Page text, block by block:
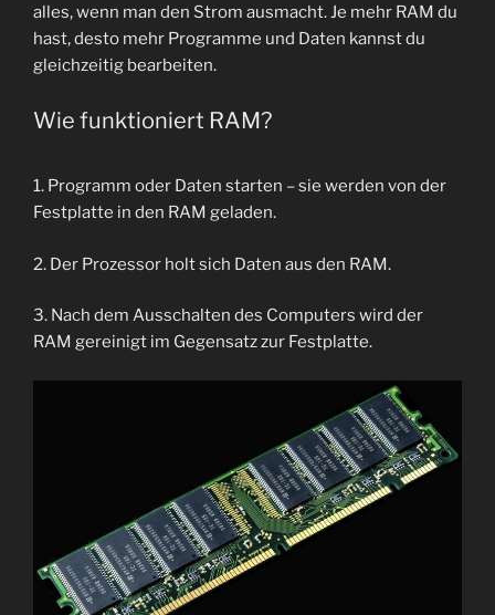
alles, wenn man den Strom ausmacht. Je mehr RAM du
hast, desto mehr Programme und Daten kannst du
gleichzeitig bearbeiten.
Wie funktioniert RAM?
1. Programm oder Daten starten – sie werden von der
Festplatte in den RAM geladen.
2. Der Prozessor holt sich Daten aus den RAM.
3. Nach dem Ausschalten des Computers wird der
RAM gereinigt im Gegensatz zur Festplatte.